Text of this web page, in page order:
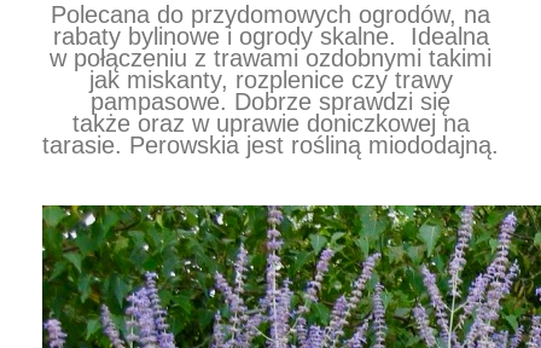
Polecana do przydomowych ogrodów, na
rabaty bylinowe i ogrody skalne.
Idealna
w połączeniu z trawami ozdobnymi takimi
jak miskanty, rozplenice czy trawy
pampasowe. Dobrze sprawdzi się
także oraz w uprawie doniczkowej na
tarasie. Perowskia jest rośliną miododajną.